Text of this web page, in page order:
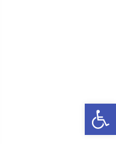
פתח סרגל נגישות